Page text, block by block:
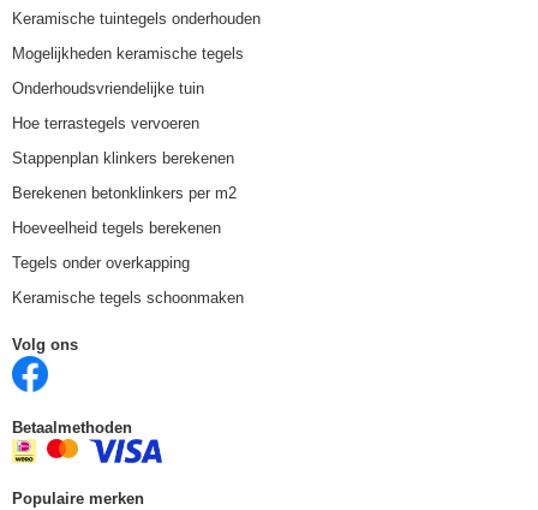
Keramische tuintegels onderhouden
Mogelijkheden keramische tegels
Onderhoudsvriendelijke tuin
Hoe terrastegels vervoeren
Stappenplan klinkers berekenen
Berekenen betonklinkers per m2
Hoeveelheid tegels berekenen
Tegels onder overkapping
Keramische tegels schoonmaken
Volg ons
Betaalmethoden
Populaire merken